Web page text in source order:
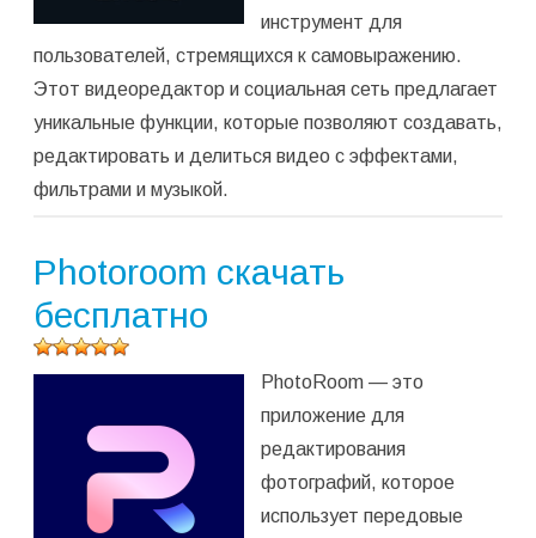
инструмент для
пользователей, стремящихся к самовыражению.
Этот видеоредактор и социальная сеть предлагает
уникальные функции, которые позволяют создавать,
редактировать и делиться видео с эффектами,
фильтрами и музыкой.
Photoroom скачать
бесплатно
Оцените
среднее:
из 5)
PhotoRoom — это
приложение для
редактирования
фотографий, которое
использует передовые